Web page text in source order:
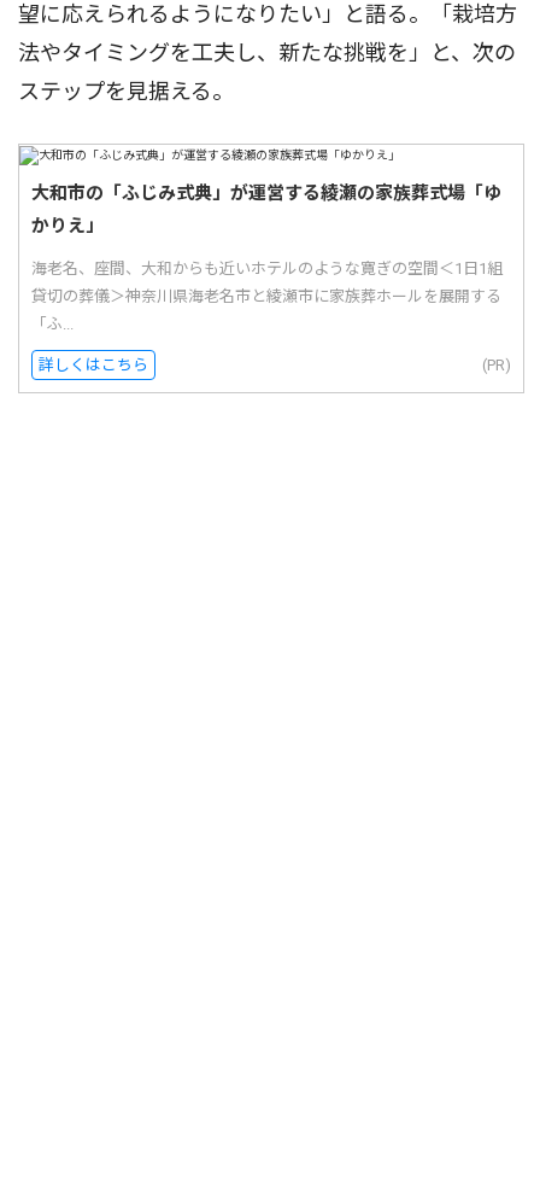
望に応えられるようになりたい」と語る。「栽培方
法やタイミングを工夫し、新たな挑戦を」と、次の
ステップを見据える。
大和市の「ふじみ式典」が運営する綾瀬の家族葬式場「ゆ
かりえ」
海老名、座間、大和からも近いホテルのような寛ぎの空間＜1日1組
貸切の葬儀＞神奈川県海老名市と綾瀬市に家族葬ホールを展開する
「ふ...
詳しくはこちら (PR)